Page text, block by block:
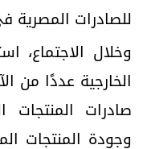
للصادرات المصرية
وخلال الاجتماع،
الخارجية عددًا من
صادرات المنتجات
وجودة المنتجات